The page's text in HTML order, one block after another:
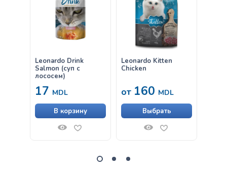
Leonardo Drink
Salmon (суп с
лососем)
17 MDL
В корзину
Leonardo Kitten
Chicken
от 160 MDL
Выбрать